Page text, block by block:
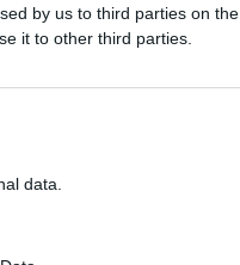
by us to third parties on the
it to other third parties.
data.